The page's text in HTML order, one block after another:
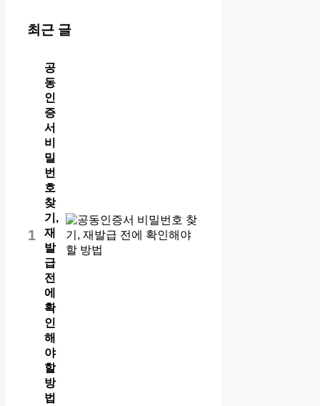
최근 글
1
공
동
인
증
서
비
밀
번
호
찾
기,
재
발
급
전
에
확
인
해
야
할
방
법